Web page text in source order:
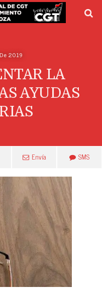
2019
LA
AYUDAS
Envía SMS